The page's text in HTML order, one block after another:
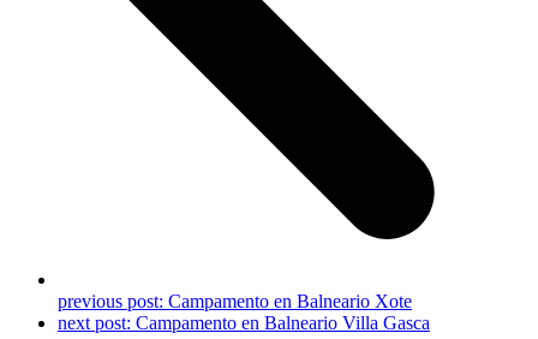
previous post: Campamento en Balneario Xote
next post: Campamento en Balneario Villa Gasca